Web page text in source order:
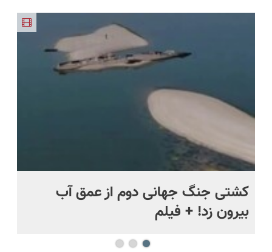
اقساطی 💳
📍 تهران
ویزیت
رایگان+پرداخت
اقساطی😍
پرسشنامه و
دریافت راه
حل
کشتی‌ جنگ جهانی دوم از عمق آب
بیرون زد! + فیلم